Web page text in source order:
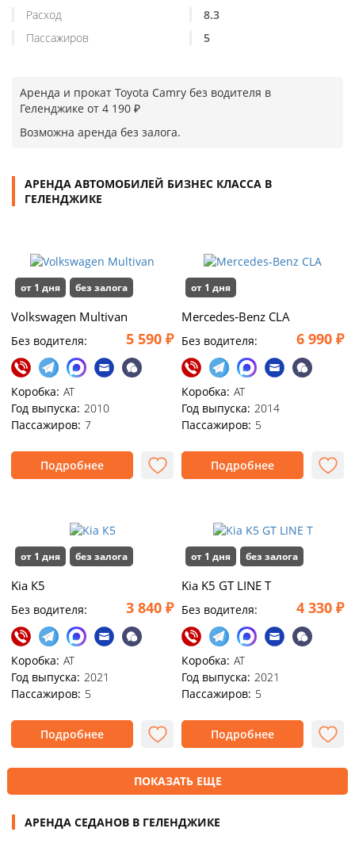
Расход
8.3
Пассажиров
5
Аренда и прокат Toyota Camry без водителя в
Геленджике от 4 190 ₽
Возможна аренда без залога.
АРЕНДА АВТОМОБИЛЕЙ БИЗНЕС КЛАССА В
ГЕЛЕНДЖИКЕ
от 1 дня без залога
Volkswagen Multivan
Без водителя: 5 590 ₽
Коробка: АТ
Год выпуска: 2010
Пассажиров: 7
Подробнее
от 1 дня
Mercedes‑Benz CLA
Без водителя: 6 990 ₽
Коробка: АТ
Год выпуска: 2014
Пассажиров: 5
Подробнее
от 1 дня без залога
Kia К5
Без водителя: 3 840 ₽
Коробка: AT
Год выпуска: 2021
Пассажиров: 5
Подробнее
от 1 дня без залога
Kia K5 GT LINE T
Без водителя: 4 330 ₽
Коробка: АТ
Год выпуска: 2021
Пассажиров: 5
Подробнее
ПОКАЗАТЬ ЕЩЕ
АРЕНДА СЕДАНОВ В ГЕЛЕНДЖИКЕ